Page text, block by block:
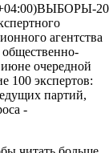
агентства
очередной
100 экспертов:
партий,
-